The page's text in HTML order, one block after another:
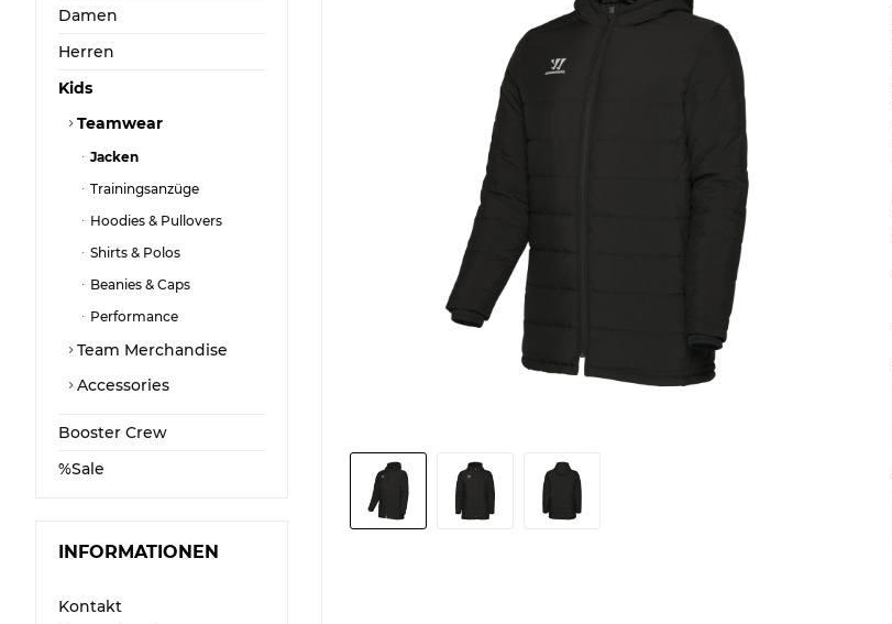
Damen
Herren
Kids
Teamwear
Jacken
Trainingsanzüge
Hoodies & Pullovers
Shirts & Polos
Beanies & Caps
Performance
Team Merchandise
Accessories
Booster Crew
%Sale
INFORMATIONEN
Kontakt